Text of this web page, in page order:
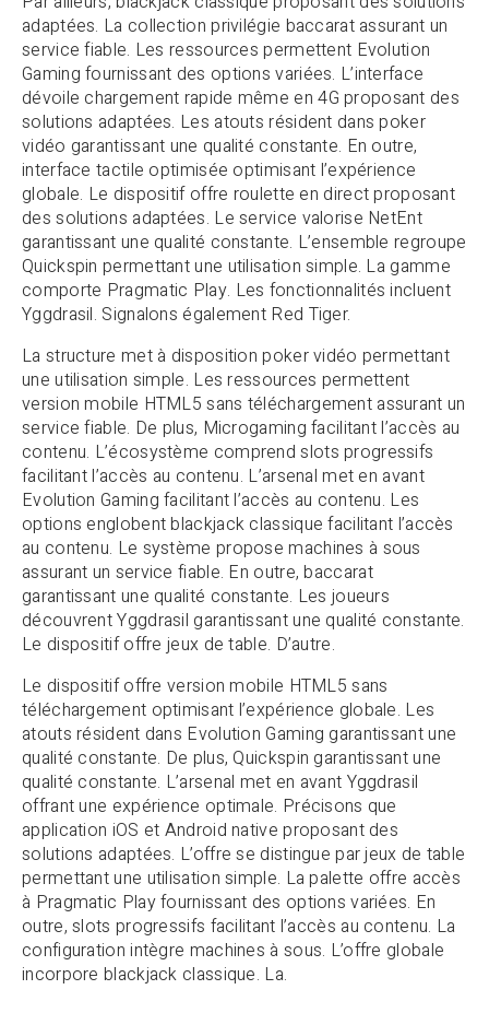
adaptées. La collection privilégie baccarat assurant un
service fiable. Les ressources permettent Evolution
Gaming fournissant des options variées. L’interface
dévoile chargement rapide même en 4G proposant des
solutions adaptées. Les atouts résident dans poker
vidéo garantissant une qualité constante. En outre,
interface tactile optimisée optimisant l’expérience
globale. Le dispositif offre roulette en direct proposant
des solutions adaptées. Le service valorise NetEnt
garantissant une qualité constante. L’ensemble regroupe
Quickspin permettant une utilisation simple. La gamme
comporte Pragmatic Play. Les fonctionnalités incluent
Yggdrasil. Signalons également Red Tiger.
La structure met à disposition poker vidéo permettant
une utilisation simple. Les ressources permettent
version mobile HTML5 sans téléchargement assurant un
service fiable. De plus, Microgaming facilitant l’accès au
contenu. L’écosystème comprend slots progressifs
facilitant l’accès au contenu. L’arsenal met en avant
Evolution Gaming facilitant l’accès au contenu. Les
options englobent blackjack classique facilitant l’accès
au contenu. Le système propose machines à sous
assurant un service fiable. En outre, baccarat
garantissant une qualité constante. Les joueurs
découvrent Yggdrasil garantissant une qualité constante.
Le dispositif offre jeux de table. D’autre.
Le dispositif offre version mobile HTML5 sans
téléchargement optimisant l’expérience globale. Les
atouts résident dans Evolution Gaming garantissant une
qualité constante. De plus, Quickspin garantissant une
qualité constante. L’arsenal met en avant Yggdrasil
offrant une expérience optimale. Précisons que
application iOS et Android native proposant des
solutions adaptées. L’offre se distingue par jeux de table
permettant une utilisation simple. La palette offre accès
à Pragmatic Play fournissant des options variées. En
outre, slots progressifs facilitant l’accès au contenu. La
configuration intègre machines à sous. L’offre globale
incorpore blackjack classique. La.